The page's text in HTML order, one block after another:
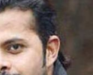
देंगे